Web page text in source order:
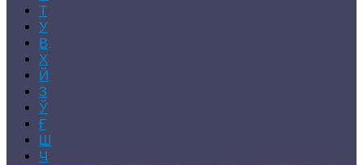
Т
У
В
Х
Й
З
Ў
Ғ
Ш
Ч